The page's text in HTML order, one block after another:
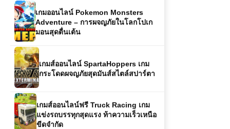
เกมออนไลน์ Pokemon Monsters
Adventure – การผจญภัยในโลกโปเก
มอนสุดตื่นเต้น
เกมส์ออนไลน์ SpartaHoppers เกม
กระโดดผจญภัยสุดมันส์สไตล์สปาร์ตา
เกมส์ออนไลน์ฟรี Truck Racing เกม
แข่งรถบรรทุกสุดแรง ท้าความเร็วเหนือ
ขีดจำกัด